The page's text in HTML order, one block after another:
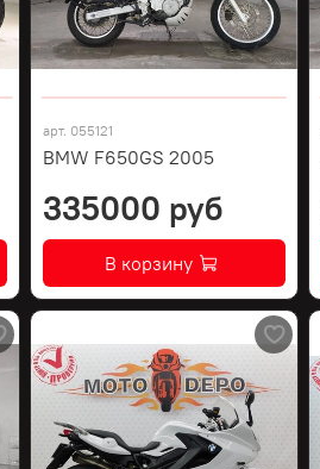
арт. 055121
BMW F650GS 2005
335000 руб
В корзину